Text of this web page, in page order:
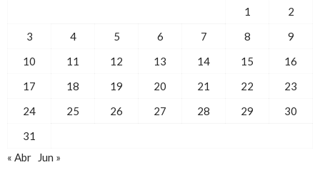
1
2
3
4 5 6 7 8
9
10
11 12 13 14 15
16
17
18 19 20 21 22
23
24
25 26 27 28 29
30
31
« Abr
Jun »